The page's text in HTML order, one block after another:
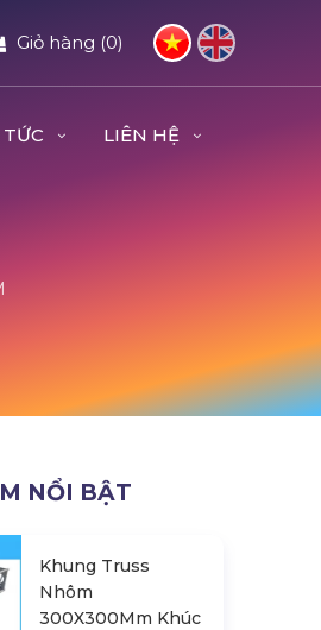
Giỏ hàng (0)
LIÊN HỆ
NỔI BẬT
Khung Truss
Nhôm
300X300Mm Khúc